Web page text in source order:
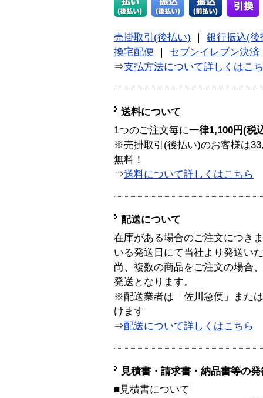
売掛取引(後払い)
銀行振込(後
換宅配便
セブンイレブン決済
⇒支払方法について詳しくはこ
送料について
1つのご注文毎に一律1,100円(税
※売掛取引(後払い)のお客様は
無料！
⇒送料について詳しくはこちら
配送について
在庫がある場合のご注文につき
いる発送日にて当社より発送い
尚、複数の商品をご注文の場合
発送となります。
※配送業者は「佐川急便」また
けます
⇒配送について詳しくはこちら
見積書・請求書・納品書等の
■見積書について